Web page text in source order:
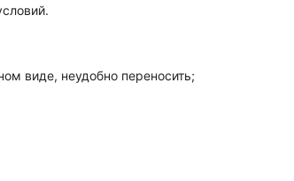
виде, неудобно переносить;